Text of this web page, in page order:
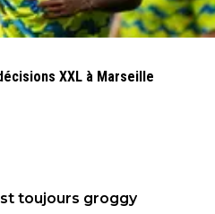
XXL à Marseille
toujours groggy